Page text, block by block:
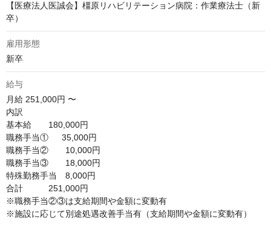
【医療法人医誠会】橿原リハビリテーション病院：作業療法士（新
卒）
雇用形態
新卒
給与
月給 251,000円 〜
内訳
基本給　　180,000円
職務手当①　  35,000円
職務手当②　　10,000円
職務手当③　　18,000円
特殊勤務手当　8,000円
合計　　　251,000円
※職務手当②③は支給期間や金額に変動有
※施設に応じて別途処遇改善手当有（支給期間や金額に変動有）